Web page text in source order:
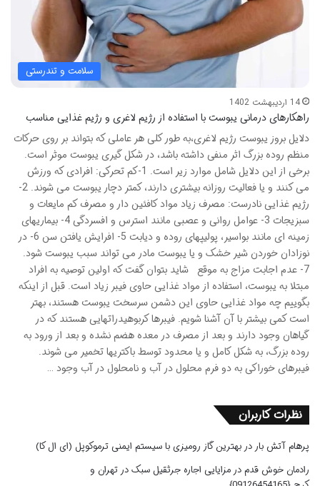
سلامت و تندرستی
14 اردیبهشت 1402
راهکارهای درمانی یبوست با استفاده از رژیم لاغری و رژیم غذایی مناسب
دلایل بروز یبوست رژیم لاغری،به طور کلی هر عاملی که بتواند بر روی حرکات
منظم روده بزرگ اثر منفی داشته باشد، در شکل گیری یبوست موثر است.
برخی از این دلایل شامل موارد زیر است. 1-کم تحرکی: افرادی که ورزش
می­ کنند و یا فعالیت روزانه بیشتری دارند، کمتر دچار یبوست می­ شوند. 2-
رژیم غذایی نادرست: مصرف زیاد مواد کافئین دار و مصرف کم مایعات و
سبزیجات 3- عوامل روانی و عصبی مانند استرس و افسردگی 4- بیماریهای
زمینه ای مانند بواسیر، پولیپهای روده و دیابت 5- افرایش یافتن سن 6- در
نوزادان خوردن شیر خشک و یا یبوست مادر می­ تواند سبب یبوست شود.
7- عدم اجابت مزاج به موقع شاید بتوان گفت که اولین توصیه به افراد
مبتلا به یبوست، استفاده از مواد غذایی حاوی فیبر زیاد است. قبل از اینکه
بگوییم چه مواد غذایی حاوی این دشمن سرسخت یبوست هستند، بهتر
است کمی بیشتر با آن آشنا شویم. فیبرها کربوهیدراتهایی هستند که در
گیاهان وجود دارند و بعد از مصرف در معده هضم نشده و بعد از ورود به
روده بزرگ، به شکل کامل و یا محدود توسط باکتریها تخمیر می­ شوند.
فیبرهای خوراکی به دو فرم محلول در آب و نامحلول در آب وجود …
نظرات کاربران
پرهام آتش بار در بهترین گاز رومیزی با سیستم ایمنی ترموکوپل (ای ال کا)
رادمان خوش قدمدر مزایایی اجاره جرثقیل سبک در تهران و